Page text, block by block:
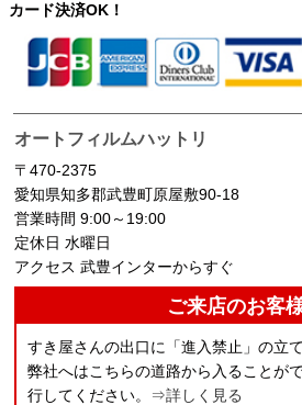
カード決済OK！
オートフィルムハットリ
〒470-2375
愛知県知多郡武豊町原屋敷90-18
営業時間 9:00～19:00
定休日 水曜日
アクセス 武豊インターからすぐ
ご来店のお客
すき屋さんの出口に「進入禁止」の立
弊社へはこちらの道路から入ることが
行してください。 ⇒詳しく見る